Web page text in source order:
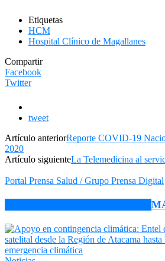
Etiquetas
HCM
Hospital Clínico de Magallanes
Compartir
Facebook
Twitter
tweet
Artículo anteriorReporte COVID-19
2020
Artículo siguienteLa Telemedicina al
Portal Prensa Salud / Grupo Prensa Digital